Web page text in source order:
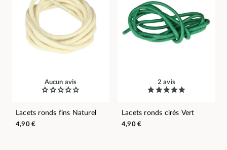
Aucun avis
Lacets ronds fins Naturel
4,90 €
2 avis
Lacets ronds cirés Vert
4,90 €